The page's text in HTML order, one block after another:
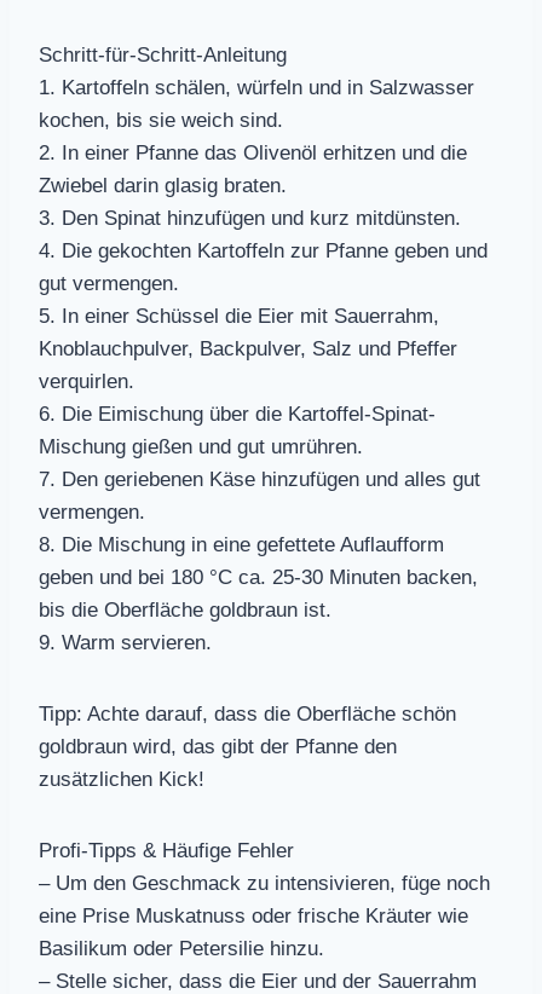
Schritt-für-Schritt-Anleitung
1. Kartoffeln schälen, würfeln und in Salzwasser
kochen, bis sie weich sind.
2. In einer Pfanne das Olivenöl erhitzen und die
Zwiebel darin glasig braten.
3. Den Spinat hinzufügen und kurz mitdünsten.
4. Die gekochten Kartoffeln zur Pfanne geben und
gut vermengen.
5. In einer Schüssel die Eier mit Sauerrahm,
Knoblauchpulver, Backpulver, Salz und Pfeffer
verquirlen.
6. Die Eimischung über die Kartoffel-Spinat-
Mischung gießen und gut umrühren.
7. Den geriebenen Käse hinzufügen und alles gut
vermengen.
8. Die Mischung in eine gefettete Auflaufform
geben und bei 180 °C ca. 25-30 Minuten backen,
bis die Oberfläche goldbraun ist.
9. Warm servieren.
Tipp: Achte darauf, dass die Oberfläche schön
goldbraun wird, das gibt der Pfanne den
zusätzlichen Kick!
Profi-Tipps & Häufige Fehler
– Um den Geschmack zu intensivieren, füge noch
eine Prise Muskatnuss oder frische Kräuter wie
Basilikum oder Petersilie hinzu.
– Stelle sicher, dass die Eier und der Sauerrahm